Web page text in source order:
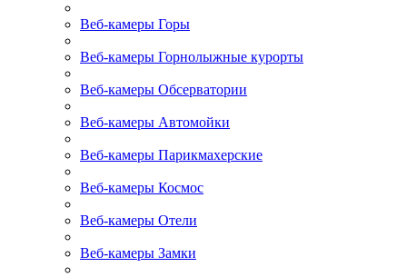
Веб-камеры Горы
Веб-камеры Горнолыжные курорты
Веб-камеры Обсерватории
Веб-камеры Автомойки
Веб-камеры Парикмахерские
Веб-камеры Космос
Веб-камеры Отели
Веб-камеры Замки